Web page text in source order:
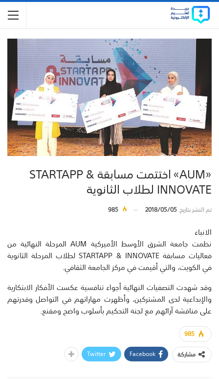
«AUM» اختتمت مسابقة STARTAPP &
INNOVATE لطلاب الثانوية
تم النشر بتاريخ2018/05/05
985
الانباء
نظمت جامعة الشرق الأوسط الأميركية AUM المرحلة النهائية من
فعاليات مسابقة STARTAPP & INNOVATE لطلاب المرحلة الثانوية
في الكويت، والتي أقيمت في مركز الجامعة الثقافي.
وقد شهدت التصفيات النهائية أجواء تنافسية عكست الأفكار الابتكارية
والإبداعية لدى المشتركين، وأظهرت مهاراتهم في التواصل وقدرتهم
على مناقشة آرائهم مع لجنة التحكيم بأسلوب واضح ومقنع.
985
مشاركة
Facebook
Twitter